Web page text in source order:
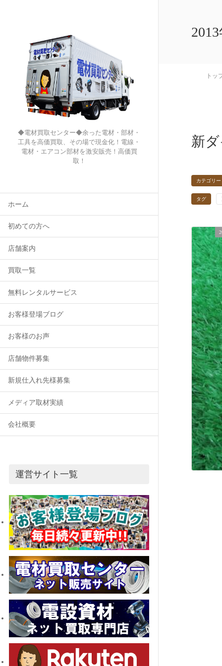
◆電材買取センター◆余った電材・部材・
工具を高価買取、その場で現金化！電線・
電材・エアコン部材を激安販売！高価買
取！
ホーム
初めての方へ
店舗案内
買取一覧
無料レンタルサービス
お客様登場ブログ
お客様のお声
店舗物件募集
新規仕入れ先様募集
メディア取材実績
会社概要
運営サイト一覧
トッ
新
カテゴリー
タグ